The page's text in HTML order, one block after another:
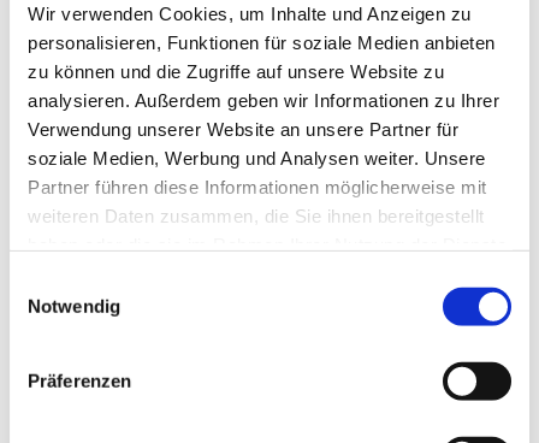
Wir verwenden Cookies, um Inhalte und Anzeigen zu
personalisieren, Funktionen für soziale Medien anbieten
zu können und die Zugriffe auf unsere Website zu
analysieren. Außerdem geben wir Informationen zu Ihrer
Verwendung unserer Website an unsere Partner für
soziale Medien, Werbung und Analysen weiter. Unsere
Partner führen diese Informationen möglicherweise mit
weiteren Daten zusammen, die Sie ihnen bereitgestellt
Notwendig
Präferenzen